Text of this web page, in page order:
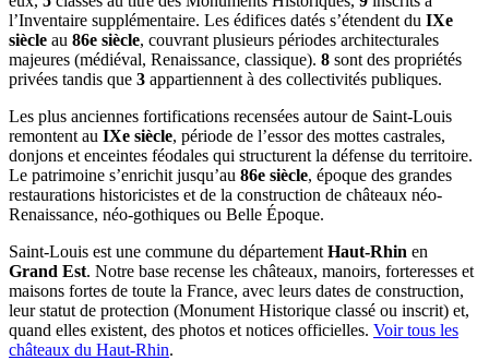
l’Inventaire supplémentaire. Les édifices datés s’étendent du IXe
siècle au 86e siècle, couvrant plusieurs périodes architecturales
majeures (médiéval, Renaissance, classique). 8 sont des propriétés
privées tandis que 3 appartiennent à des collectivités publiques.
Les plus anciennes fortifications recensées autour de Saint-Louis
remontent au IXe siècle, période de l’essor des mottes castrales,
donjons et enceintes féodales qui structurent la défense du territoire.
Le patrimoine s’enrichit jusqu’au 86e siècle, époque des grandes
restaurations historicistes et de la construction de châteaux néo-
Renaissance, néo-gothiques ou Belle Époque.
Saint-Louis est une commune du département Haut-Rhin en
Grand Est. Notre base recense les châteaux, manoirs, forteresses et
maisons fortes de toute la France, avec leurs dates de construction,
leur statut de protection (Monument Historique classé ou inscrit) et,
quand elles existent, des photos et notices officielles. Voir tous les
châteaux du Haut-Rhin.